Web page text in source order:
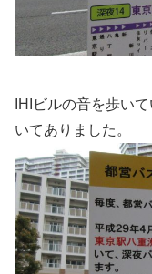
IHIビルの音を歩い
いてありました。